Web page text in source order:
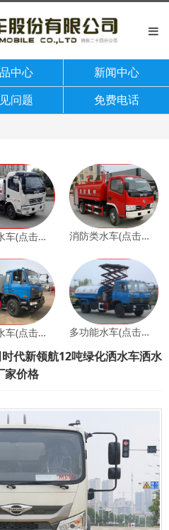
中心
新闻中心
问题 免费电话
小型类水车(点击查看) 消防类水车(点击查看)
工程类水车(点击查看) 多功能水车(点击查看)
代新领航12吨绿化洒水车洒水
家价格